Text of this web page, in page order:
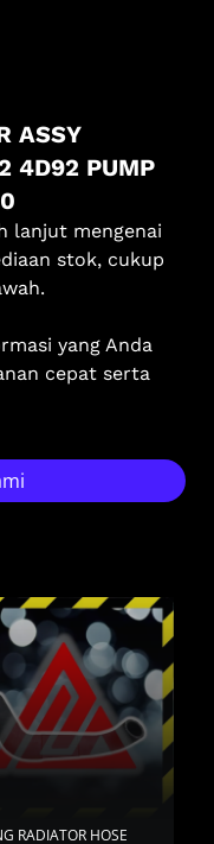
ASSY
4D92 PUMP
lanjut mengenai
stok, cukup
yang Anda
cepat serta
RADIATOR HOSE